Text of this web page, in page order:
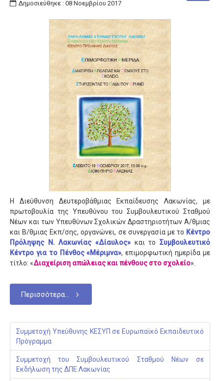
Δημοσιεύθηκε : 08 Νοεμβρίου 2017
Η Διεύθυνση Δευτεροβάθμιας Εκπαίδευσης Λακωνίας, με
πρωτοβουλία της Υπευθύνου του Συμβουλευτικού Σταθμού
Νέων και των Υπευθύνων Σχολικών Δραστηριοτήτων Α/θμιας
και Β/θμιας Εκπ/σης, οργανώνει, σε συνεργασία με το Κέντρο
Πρόληψης Ν. Λακωνίας «Δίαυλος» και το Συμβουλευτικό
Κέντρο για το Πένθος «Μέριμνα», επιμορφωτική ημερίδα με
τίτλο: «Διαχείριση απώλειας καιπένθους στο σχολείο».
Περισσότερα...
Συμμετοχή Υπεύθυνης ΚΕΣΥΠ σε Ευρωπαϊκό Εκπαιδευτικό
Πρόγραμμα
Συμμετοχή του Συμβουλευτικού Σταθμού Νέων σε
Εκδήλωση της ΔΠΕ Λακωνίας